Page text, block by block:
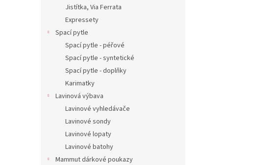
Jistítka, Via Ferrata
Expressety
Spací pytle
Spací pytle - péřové
Spací pytle - syntetické
Spací pytle - doplňky
Karimatky
Lavinová výbava
Lavinové vyhledávače
Lavinové sondy
Lavinové lopaty
Lavinové batohy
Mammut dárkové poukazy